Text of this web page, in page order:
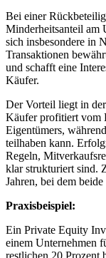
Bei einer
Minderheitsanteil am
sich insbesondere in
Transaktionen
und schafft eine
Käufer.
Der Vorteil liegt in
Käufer profitiert vom
Eigentümers,
teilhaben kann.
Regeln,
klar strukturiert sind.
Jahren, bei dem
Praxisbeispiel:
Ein Private Equity
einem Unternehmen
restlichen 20 Prozent